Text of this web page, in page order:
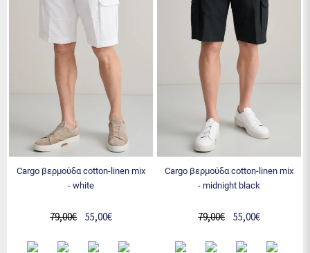
cargo βερμούδα cotton-linen mix
- white
55,00€
79,00€
cargo βερμούδα cotton-linen mix
- midnight black
55,00€
79,00€